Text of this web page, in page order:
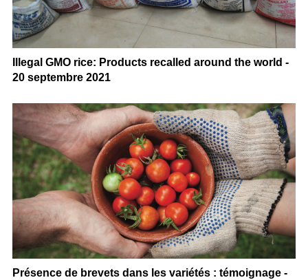
Illegal GMO rice: Products recalled around the world -
20 septembre 2021
Présence de brevets dans les variétés : témoignage -